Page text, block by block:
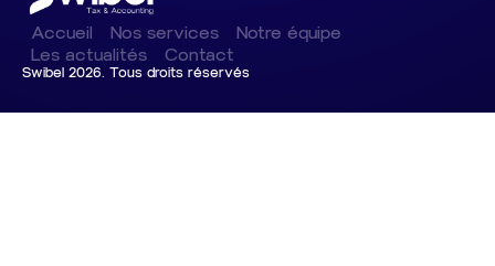
Accueil Nos services
Notre équipe
Les actualités
Contact
Swibel 2026. Tous droits réservés